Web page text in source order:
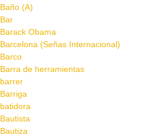
Baño (A)
Bar
Barack Obama
Barcelona (Señas Internacional)
Barco
Barra de herramientas
barrer
Barriga
batidora
Bautista
Bautiza